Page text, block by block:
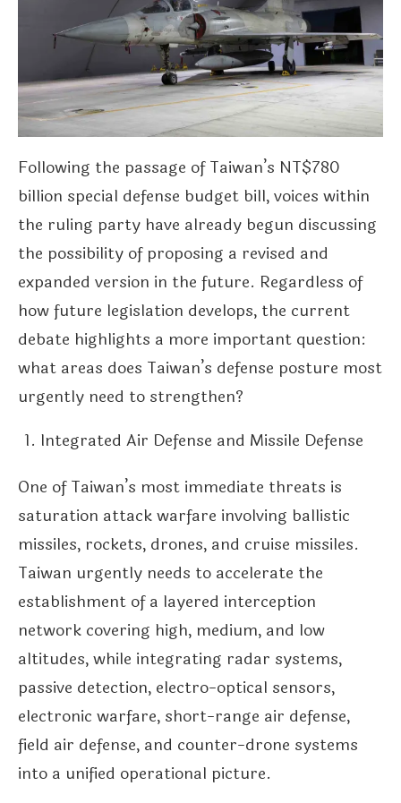
Following the passage of Taiwan’s NT$780
billion special defense budget bill, voices within
the ruling party have already begun discussing
the possibility of proposing a revised and
expanded version in the future. Regardless of
how future legislation develops, the current
debate highlights a more important question:
what areas does Taiwan’s defense posture most
urgently need to strengthen?
Integrated Air Defense and Missile Defense
One of Taiwan’s most immediate threats is
saturation attack warfare involving ballistic
missiles, rockets, drones, and cruise missiles.
Taiwan urgently needs to accelerate the
establishment of a layered interception
network covering high, medium, and low
altitudes, while integrating radar systems,
passive detection, electro-optical sensors,
electronic warfare, short-range air defense,
field air defense, and counter-drone systems
into a unified operational picture.